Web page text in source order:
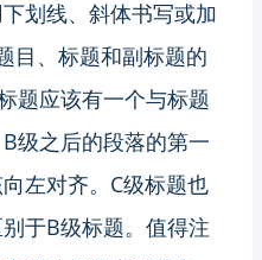
划线、斜体书写或加
目、标题和副标题的
题应该有一个与标题
级之后的段落的第一
左对齐。C级标题也
于B级标题。值得注